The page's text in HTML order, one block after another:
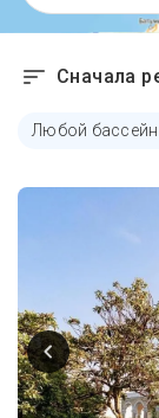
Сначала
Любой бассейн